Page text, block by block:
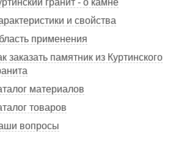
гранит - о камне
и свойства
применения
заказать памятник из Куртинского
материалов
товаров
вопросы